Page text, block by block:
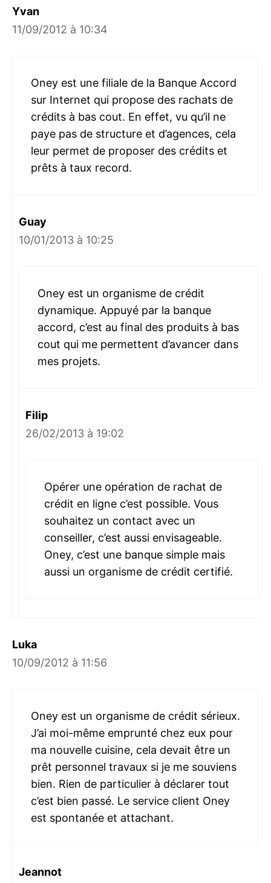
Yvan
11/09/2012 à 10:34
Oney est une filiale de la Banque Accord
sur Internet qui propose des rachats de
crédits à bas cout. En effet, vu qu’il ne
paye pas de structure et d’agences, cela
leur permet de proposer des crédits et
prêts à taux record.
Guay
10/01/2013 à 10:25
Oney est un organisme de crédit
dynamique. Appuyé par la banque
accord, c’est au final des produits à bas
cout qui me permettent d’avancer dans
mes projets.
Filip
26/02/2013 à 19:02
Opérer une opération de rachat de
crédit en ligne c’est possible. Vous
souhaitez un contact avec un
conseiller, c’est aussi envisageable.
Oney, c’est une banque simple mais
aussi un organisme de crédit certifié.
Luka
10/09/2012 à 11:56
Oney est un organisme de crédit sérieux.
J’ai moi-même emprunté chez eux pour
ma nouvelle cuisine, cela devait être un
prêt personnel travaux si je me souviens
bien. Rien de particulier à déclarer tout
c’est bien passé. Le service client Oney
est spontanée et attachant.
Jeannot